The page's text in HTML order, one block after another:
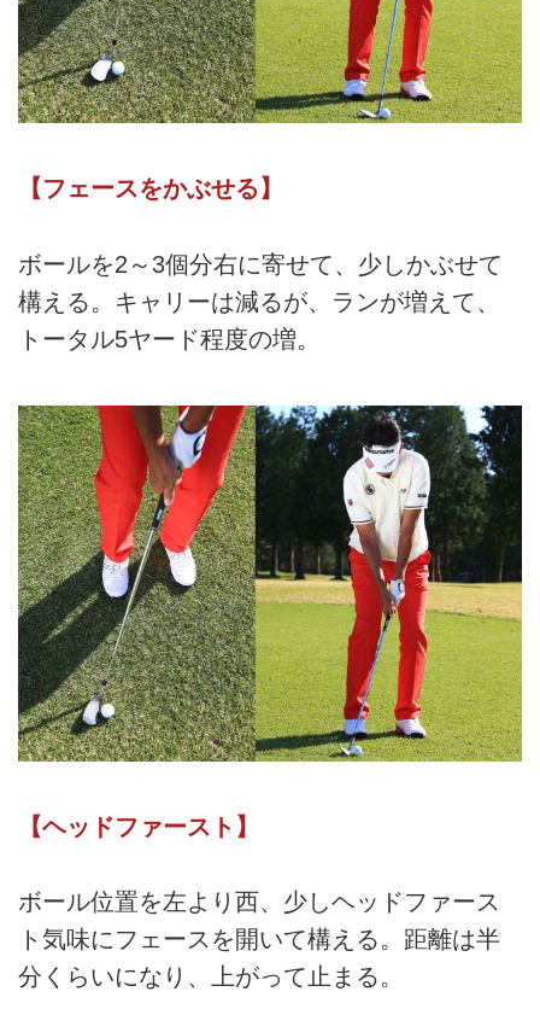
【フェースをかぶせる】
ボールを2～3個分右に寄せて、少しかぶせて
構える。キャリーは減るが、ランが増えて、
トータル5ヤード程度の増。
【ヘッドファースト】
ボール位置を左より西、少しヘッドファース
ト気味にフェースを開いて構える。距離は半
分くらいになり、上がって止まる。